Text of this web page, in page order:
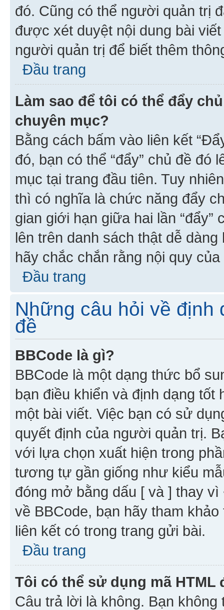
đó. Cũng có thể người quản trị
được xét duyệt nội dung bài
người quản trị để biết thêm
Đầu trang
Làm sao để tôi có thể đẩy
chuyên mục?
Bằng cách bấm vào liên kết
đó, bạn có thể “đẩy” chủ đề đó
mục tại trang đầu tiên. Tuy
thì có nghĩa là chức năng đẩy
gian giới hạn giữa hai lần “đẩy”
lên trên danh sách thật dễ
hãy chắc chắn rằng nội quy
Đầu trang
Những câu hỏi về định
đề
BBCode là gì?
BBCode là một dạng thức bổ
bạn điều khiển và định dạng
một bài viết. Việc bạn có sử
quyết định của người quản trị.
với lựa chọn xuất hiện trong
tương tự gần giống như kiểu
đóng mở bằng dấu [ và ] thay
về BBCode, bạn hãy tham
liên kết có trong trang gửi bài.
Đầu trang
Tôi có thể sử dụng mã
Câu trả lời là không. Bạn